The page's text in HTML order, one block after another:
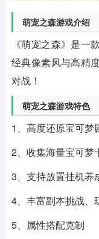
萌宠之森游戏介绍
《萌宠之森》是一
经典像素风与高精
对战！
萌宠之森游戏特色
1、高度还原宝可梦
2、收集海量宝可梦
3、支持放置挂机养
4、丰富副本挑战、
5、属性搭配克制